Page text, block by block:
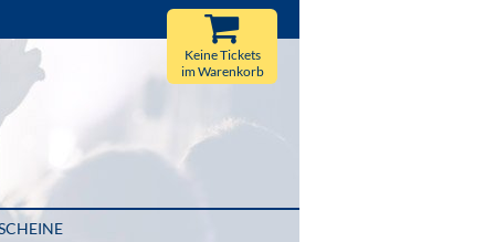
Keine Tickets
im Warenkorb